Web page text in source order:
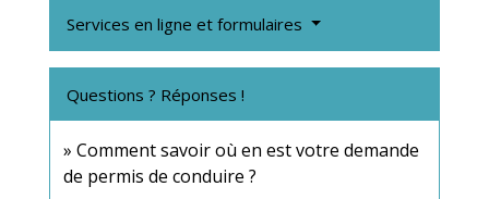
Services en ligne et formulaires
Questions ? Réponses !
Comment savoir où en est votre demande
de permis de conduire ?